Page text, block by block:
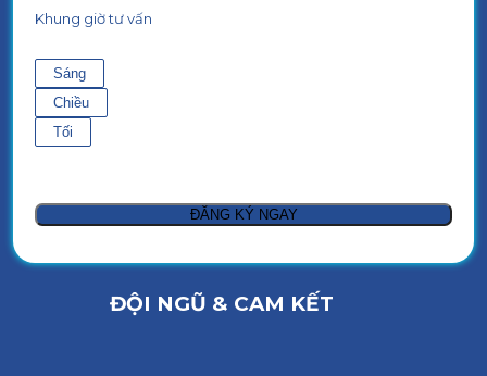
Khung giờ tư vấn
Sáng
Chiều
Tối
ĐỘI NGŨ & CAM KẾT